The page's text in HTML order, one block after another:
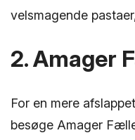
velsmagende
2. Amager
For en mere
besøge Amager